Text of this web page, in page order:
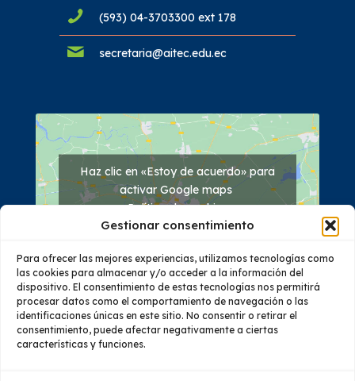
Gestionar consentimiento
Para ofrecer las mejores experiencias, utilizamos tecnologías como
las cookies para almacenar y/o acceder a la información del
dispositivo. El consentimiento de estas tecnologías nos permitirá
procesar datos como el comportamiento de navegación o las
identificaciones únicas en este sitio. No consentir o retirar el
consentimiento, puede afectar negativamente a ciertas
características y funciones.
(593) 04-3703300 ext 178
secretaria@aitec.edu.ec
Haz clic en «Estoy de acuerdo» para
activar Google maps
Política de cookies